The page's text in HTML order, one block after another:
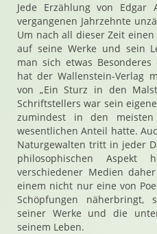
Jede Erzählung von
vergangenen Jahrzehnte
Um nach all dieser Zeit
auf seine Werke und sein
man sich etwas
hat der Wallenstein-Verlag
von „Ein Sturz in den
Schriftstellers war sein
zumindest in den
wesentlichen Anteil hatte.
Naturgewalten tritt in jeder
philosophischen
verschiedener Medien
einem nicht nur eine von
Schöpfungen näherbringt,
seiner Werke und die
seinem Leben.